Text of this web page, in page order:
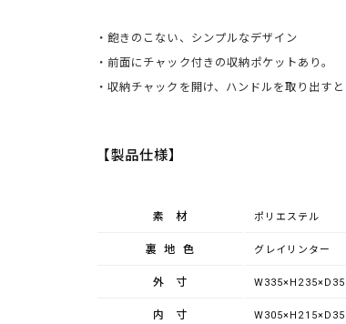
・飽きのこない、シンプルなデザイン
・前面にチャック付きの収納ポケットあり。
・収納チャックを開け、ハンドルを取り出す
【製品仕様】
素材 ポリエステル
裏地色 グレイリンター
外寸
内寸